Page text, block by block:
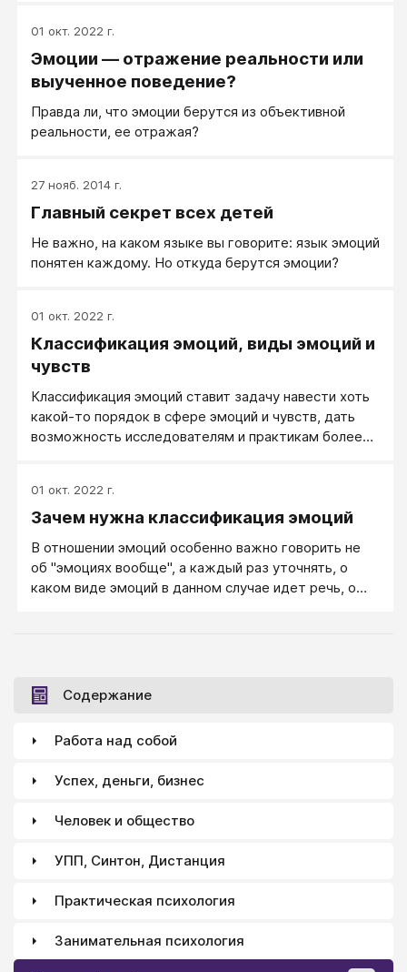
01 окт. 2022 г.
Эмоции — отражение реальности или
выученное поведение?
Правда ли, что эмоции берутся из объективной
реальности, ее отражая?
27 нояб. 2014 г.
Главный секрет всех детей
Не важно, на каком языке вы говорите: язык эмоций
понятен каждому. Но откуда берутся эмоции?
01 окт. 2022 г.
Классификация эмоций, виды эмоций и
чувств
Классификация эмоций ставит задачу навести хоть
какой-то порядок в сфере эмоций и чувств, дать
возможность исследователям и практикам более
01 окт. 2022 г.
Зачем нужна классификация эмоций
В отношении эмоций особенно важно говорить не
об "эмоциях вообще", а каждый раз уточнять, о
каком виде эмоций в данном случае идет речь, о
Содержание
Работа над собой
Успех, деньги, бизнес
Человек и общество
УПП, Синтон, Дистанция
Практическая психология
Занимательная психология